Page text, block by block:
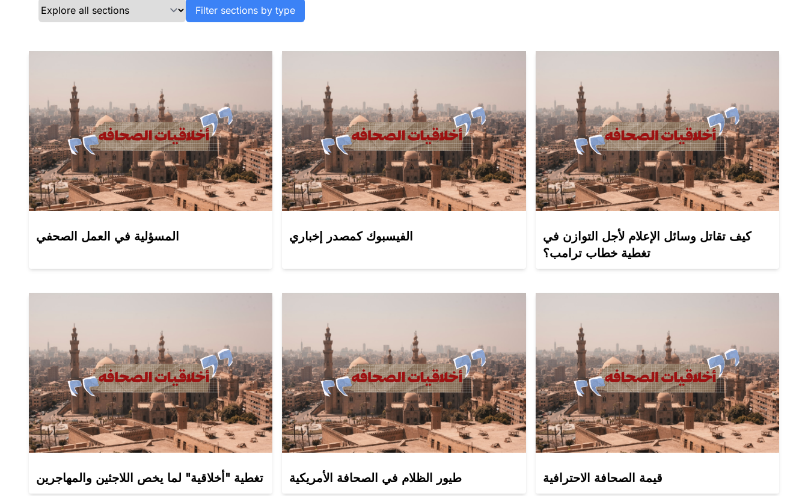
Filter sections by type
المسؤلية في العمل الصحفي الفيسبوك كمصدر إخباري
كيف تقاتل وسائل الإعلام لأجل التوازن في
تغطية خطاب ترامب؟
تغطية "أخلاقية" لما يخص اللاجئين والمهاجرين طيور الظلام في الصحافة الأمريكية قيمة الصحافة الاحترافية